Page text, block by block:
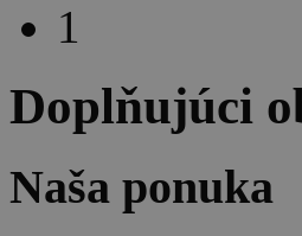
1
Doplňujúci
Naša ponuka